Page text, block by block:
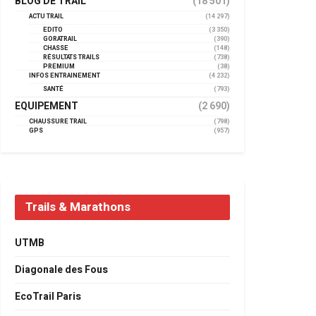
ACTU TRAIL
(14 297)
EDITO
(3 350)
GORATRAIL
(390)
CHASSE
(148)
RÉSULTATS TRAILS
(738)
PREMIUM
(38)
INFOS ENTRAINEMENT
(4 232)
SANTÉ
(793)
EQUIPEMENT (2 690)
CHAUSSURE TRAIL
(798)
GPS
(957)
Trails & Marathons
UTMB
Diagonale des Fous
EcoTrail Paris